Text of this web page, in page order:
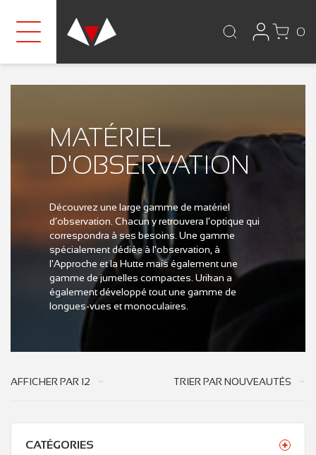
0
MATÉRIEL
D'OBSERVATION
Découvrez une large gamme de matériel
d’observation. Chacun y retrouvera l'optique qui
correspondra à ses besoins. Une gamme
spécialement dédiée à l'observation, à
l'Approche et la Hutte mais également une
gamme de jumelles compactes. Urikan a
également développé tout une gamme de
longues-vues et monoculaires.
AFFICHER PAR 12 TRIER PAR NOUVEAUTÉS
CATÉGORIES